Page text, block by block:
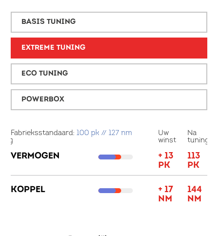
BASIS TUNING
EXTREME TUNING
ECO TUNING
POWERBOX
Fabrieksstandaard:100 pk // 127 nm
Uw
winst
Na
tuning
VERMOGEN
+ 13
PK
113
PK
KOPPEL
+ 17
NM
144
NM